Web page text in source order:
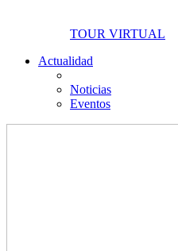
TOUR VIRTUAL
Actualidad
Noticias
Eventos